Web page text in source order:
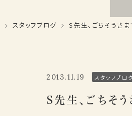
スタッフブログ S先生、ごちそうさま
2013.11.19 スタッフブロ
S先生、ごちそ